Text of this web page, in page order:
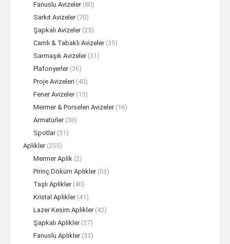
Fanuslu Avizeler (80)
Sarkıt Avizeler (70)
Şapkalı Avizeler (25)
Camlı & Tabaklı Avizeler (35)
Sarmaşık Avizeler (31)
Plafonyerler (36)
Proje Avizeleri (40)
Fener Avizeler (15)
Mermer & Porselen Avizeler (16)
Armatürler (38)
Spotlar (31)
Aplikler (255)
Mermer Aplik (2)
Pirinç Döküm Aplikler (63)
Taşlı Aplikler (40)
Kristal Aplikler (41)
Lazer Kesim Aplikler (42)
Şapkalı Aplikler (37)
Fanuslu Aplikler (33)